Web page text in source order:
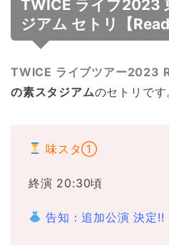
TWICE ライブ2023
ジアム セトリ【
TWICE ライブツアー2023
の素スタジアムのセトリです
味スタ①
終演 20:30頃
告知：追加公演 決定!!